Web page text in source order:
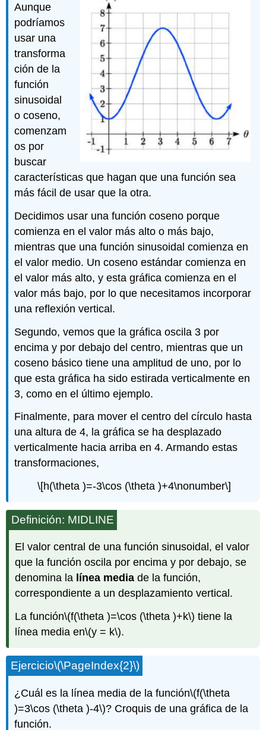
Aunque
podríamos
usar una
transforma
ción de la
función
sinusoidal
o coseno,
comenzam
os por
buscar
características que hagan que una función sea
más fácil de usar que la otra.
Decidimos usar una función coseno porque
comienza en el valor más alto o más bajo,
mientras que una función sinusoidal comienza en
el valor medio. Un coseno estándar comienza en
el valor más alto, y esta gráfica comienza en el
valor más bajo, por lo que necesitamos incorporar
una reflexión vertical.
Segundo, vemos que la gráfica oscila 3 por
encima y por debajo del centro, mientras que un
coseno básico tiene una amplitud de uno, por lo
que esta gráfica ha sido estirada verticalmente en
3, como en el último ejemplo.
Finalmente, para mover el centro del círculo hasta
una altura de 4, la gráfica se ha desplazado
verticalmente hacia arriba en 4. Armando estas
transformaciones,
\[h(\theta )=-3\cos (\theta )+4\nonumber\]
Definición: MIDLINE
El valor central de una función sinusoidal, el valor
que la función oscila por encima y por debajo, se
denomina la línea media de la función,
correspondiente a un desplazamiento vertical.
La función\(f(\theta )=\cos (\theta )+k\) tiene la
línea media en\(y = k\).
Ejercicio\(\PageIndex{2}\)
¿Cuál es la línea media de la función\(f(\theta
)=3\cos (\theta )-4\)? Croquis de una gráfica de la
función.